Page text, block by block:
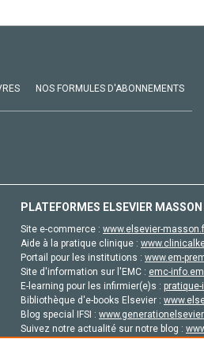
NOS FORMULES D'ABONNEMENTS
PLATEFORMES ELSEVIER MASSON
Site e-commerce : www.elsevier-
Aide à la pratique clinique :
Portail pour les institutions : www.em-
Site d'information sur l'EMC : emc-
E-learning pour les infirmier(e)s :
Bibliothèque d'e-books Elsevier :
Blog special IFSI :
Suivez notre actualité sur notre blog :